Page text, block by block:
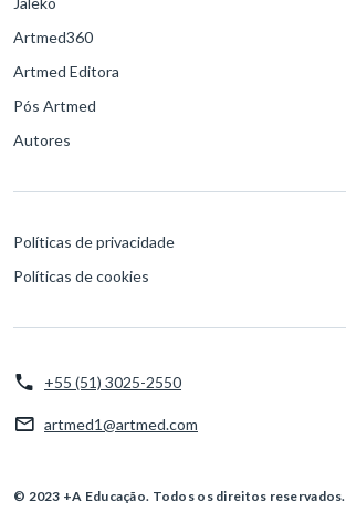
Artmed360
Artmed Editora
Pós Artmed
Autores
Políticas de privacidade
Políticas de cookies
+55 (51) 3025-2550
artmed1@artmed.com
© 2023 +A Educação. Todos os direitos reservados.